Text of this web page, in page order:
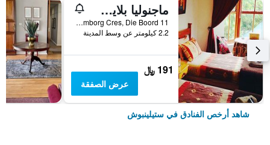
ماجنوليا بلايس جيست هاوس
11 Culemborg Cres, Die Boord, ستيلينبوش, محافظة كيب الغربية, جنوب أفريقيا
2.2 كيلومتر عن وسط المدينة
191 ﷼
عرض الصفقة
شاهد أرخص الفنادق في ستيلينبوش